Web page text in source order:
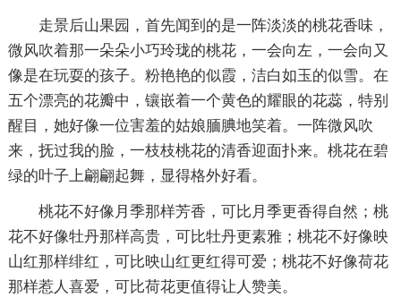
走景后山果园，首先闻到的是一阵淡淡的桃花香味，
微风吹着那一朵朵小巧玲珑的桃花，一会向左，一会向又
像是在玩耍的孩子。粉艳艳的似霞，洁白如玉的似雪。在
五个漂亮的花瓣中，镶嵌着一个黄色的耀眼的花蕊，特别
醒目，她好像一位害羞的姑娘腼腆地笑着。一阵微风吹
来，抚过我的脸，一枝枝桃花的清香迎面扑来。桃花在碧
绿的叶子上翩翩起舞，显得格外好看。
桃花不好像月季那样芳香，可比月季更香得自然；桃
花不好像牡丹那样高贵，可比牡丹更素雅；桃花不好像映
山红那样绯红，可比映山红更红得可爱；桃花不好像荷花
那样惹人喜爱，可比荷花更值得让人赞美。